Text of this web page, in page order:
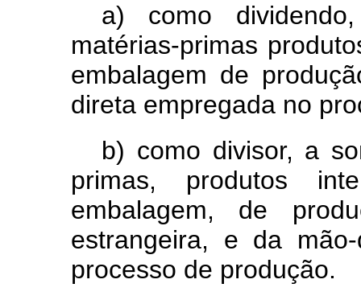
a) como
matérias-primas
embalagem de
direta empregada no
b) como divisor, a
primas, produtos
embalagem, de
estrangeira, e da
processo de produção.